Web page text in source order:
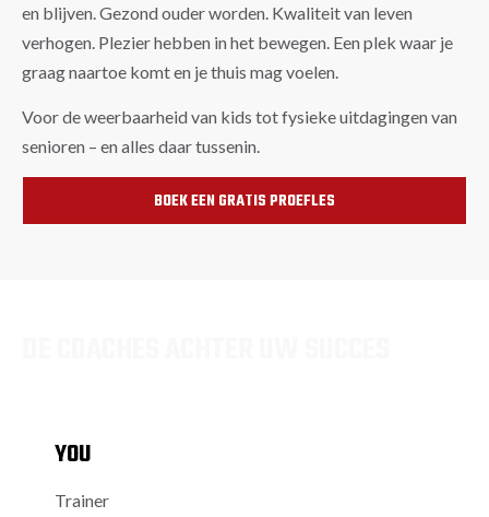
en blijven. Gezond ouder worden. Kwaliteit van leven
verhogen. Plezier hebben in het bewegen. Een plek waar je
graag naartoe komt en je thuis mag voelen.
Voor de weerbaarheid van kids tot fysieke uitdagingen van
senioren – en alles daar tussenin.
BOEK EEN GRATIS PROEFLES
YOU
Trainer